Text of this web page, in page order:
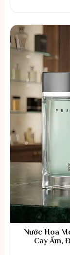
Nước Hoa
Cay Ấm,